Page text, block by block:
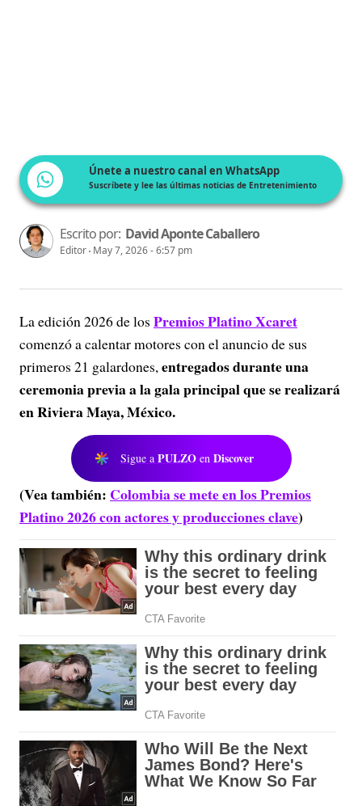
Únete a nuestro canal en WhatsApp
Suscríbete y lee las últimas noticias de Entretenimiento
Escrito por: David Aponte Caballero
Editor May 7, 2026 - 6:57 pm
La edición 2026 de los Premios Platino Xcaret
comenzó a calentar motores con el anuncio de sus
primeros 21 galardones,entregados durante una
ceremonia previa a la gala principal que se realizará
en Riviera Maya, México.
Sigue a PULZO en Discover
(Vea también: Colombia se mete en los Premios
Platino 2026 con actores y producciones clave)